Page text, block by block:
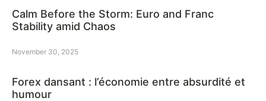
Calm Before the Storm: Euro and Franc
Stability amid Chaos
November 30, 2025
Forex dansant : l’économie entre absurdité et
humour